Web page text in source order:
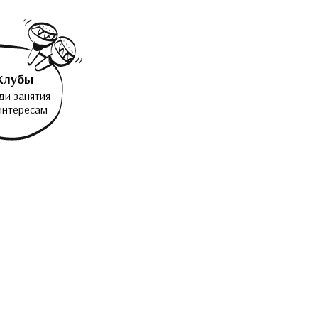
занятия